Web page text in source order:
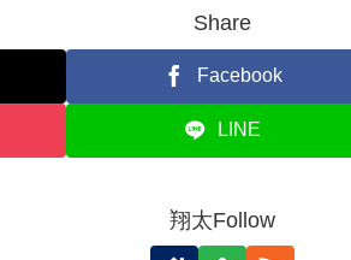
Share
Facebook
LINE
翔太Follow